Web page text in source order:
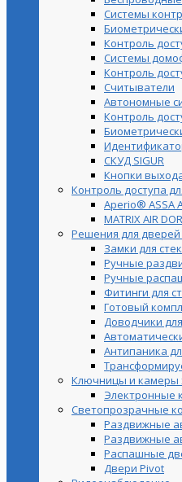
Системы
Контроль
Системы
Контроль
Считыватели
Автономные
Контроль
СКУД SIGUR
Кнопки
Контроль доступа
Aperio® ASSA
MATRIX AIR
Решения для дверей
Замки для
Ручные
Ручные
Фитинги для
Готовый
Доводчики
Антипаника
Ключницы и камеры
Электронные
Светопрозрачные
Раздвижные
Раздвижные
Распашные
Двери Pivot